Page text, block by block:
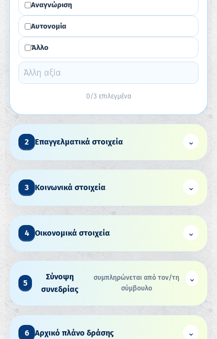
Αναγνώριση
Αυτονομία
Άλλο
0/3 επιλεγμένα
2 Επαγγελματικά στοιχεία ⌄
3 Κοινωνικά στοιχεία ⌄
4 Οικονομικά στοιχεία ⌄
5
Σύνοψη
συνεδρίας
συμπληρώνεται από τον/τη
σύμβουλο
⌄
6 Αρχικό πλάνο δράσης ⌄